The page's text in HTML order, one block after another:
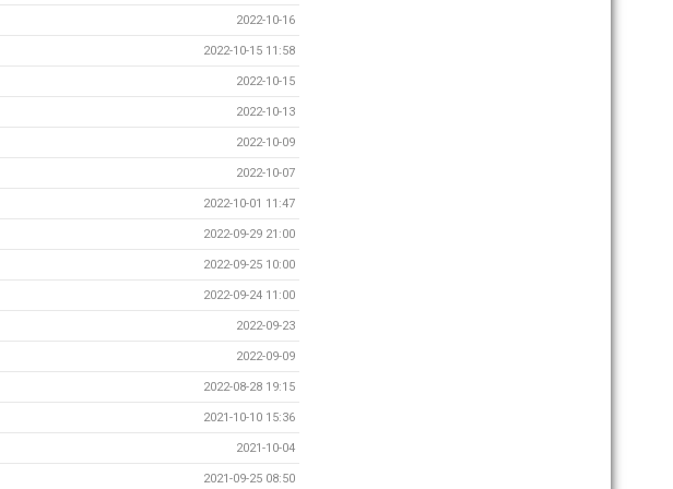
2022-10-16
2022-10-15 11:58
2022-10-15
2022-10-13
2022-10-09
2022-10-07
2022-10-01 11:47
2022-09-29 21:00
2022-09-25 10:00
2022-09-24 11:00
2022-09-23
2022-09-09
2022-08-28 19:15
2021-10-10 15:36
2021-10-04
2021-09-25 08:50